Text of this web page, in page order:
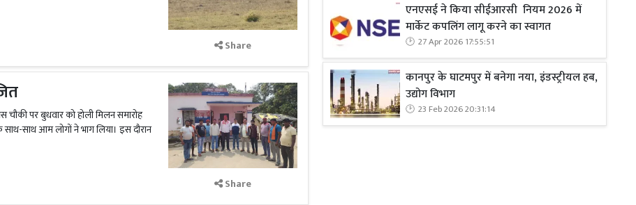
Share
पर बुधवार को होली मिलन समारोह
साथ-साथ आम लोगों ने भाग लिया। इस दौरान
Share
एनएसई ने किया सीईआरसी नियम 2026 में
मार्केट कपलिंग लागू करने का स्वागत
27 Apr 2026 17:55:51
कानपुर के घाटमपुर में बनेगा नया, इंडस्ट्रीयल हब,
उद्योग विभाग
23 Feb 2026 20:31:14